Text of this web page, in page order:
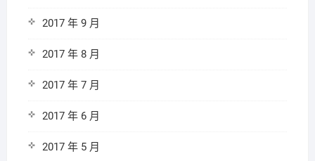
2017 年 9 月
2017 年 8 月
2017 年 7 月
2017 年 6 月
2017 年 5 月